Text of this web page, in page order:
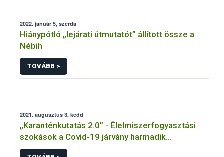
2022. január 5, szerda
Hiánypótló „lejárati útmutatót” állított össze a
Nébih
TOVÁBB >
2021. augusztus 3, kedd
„Karanténkutatás 2.0” - Élelmiszerfogyasztási
szokások a Covid-19 járvány harmadik
hullámában